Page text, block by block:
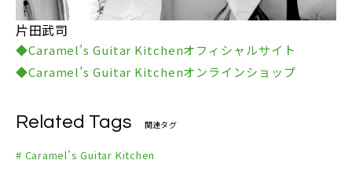
片田武司
◆Caramel’s Guitar Kitchenオフィシャルサイト
◆Caramel’s Guitar Kitchenオンラインショップ
Related Tags 関連タグ
# Caramel’s Guitar Kitchen